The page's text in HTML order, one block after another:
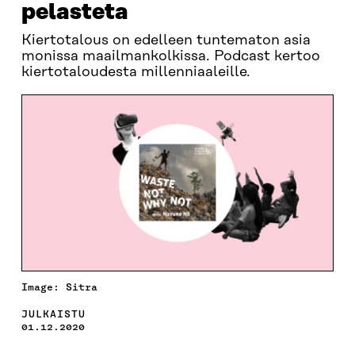
pelasteta
Kiertotalous on edelleen tuntematon asia
monissa maailmankolkissa. Podcast kertoo
kiertotaloudesta millenniaaleille.
Image: Sitra
JULKAISTU
01.12.2020